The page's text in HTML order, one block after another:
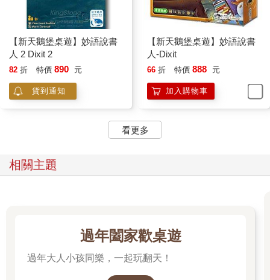
【新天鵝堡桌遊】妙語說書
人 2 Dixit 2
82 折 特價 890 元
貨到通知
【新天鵝堡桌遊】妙語說書
人-Dixit
66 折 特價 888 元
加入購物車
看更多
相關主題
過年闔家歡桌遊
過年大人小孩同樂，一起玩翻天！